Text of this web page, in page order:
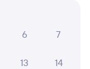
6 7
13 14